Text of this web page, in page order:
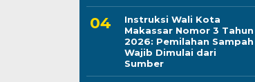
Instruksi Wali Kota
Makassar Nomor 3 Tahun
2026: Pemilahan Sampah
Wajib Dimulai dari
Sumber